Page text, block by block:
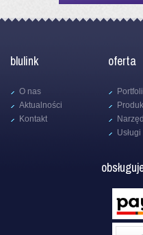
blulink
O nas
Aktualności
Kontakt
oferta
Usługi